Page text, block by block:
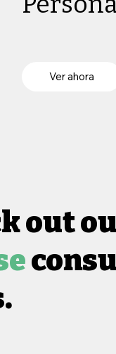
Ver ahora
out